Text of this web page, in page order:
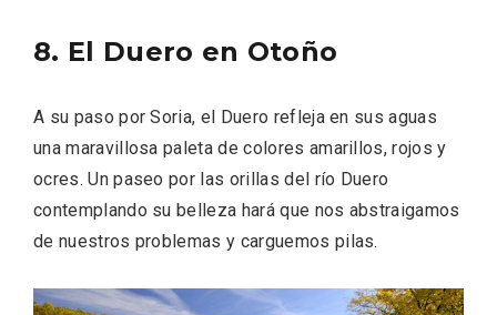
8. El Duero en Otoño
A su paso por Soria, el Duero refleja en sus aguas
una maravillosa paleta de colores amarillos, rojos y
ocres. Un paseo por las orillas del río Duero
contemplando su belleza hará que nos abstraigamos
de nuestros problemas y carguemos pilas.
Salón Gourmet 2026